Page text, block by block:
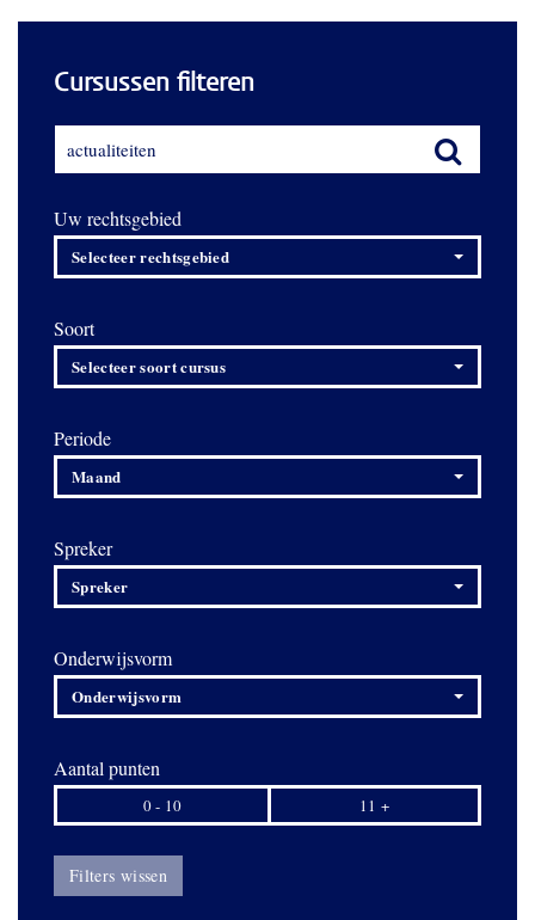
Cursussen filteren
Uw rechtsgebied
Selecteer rechtsgebied
Soort
Selecteer soort cursus
Periode
Maand
Spreker
Spreker
Onderwijsvorm
Onderwijsvorm
Aantal punten
0 - 10 11 +
Filters wissen